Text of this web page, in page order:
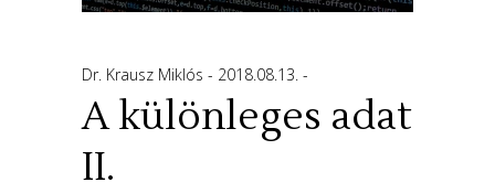
Dr. Krausz Miklós 2018.08.13.
A különleges adat
II.